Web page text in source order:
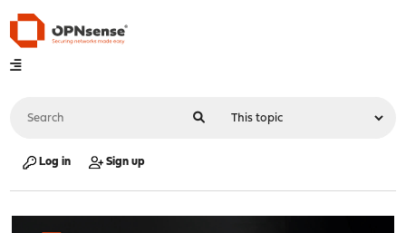
Log in Sign up